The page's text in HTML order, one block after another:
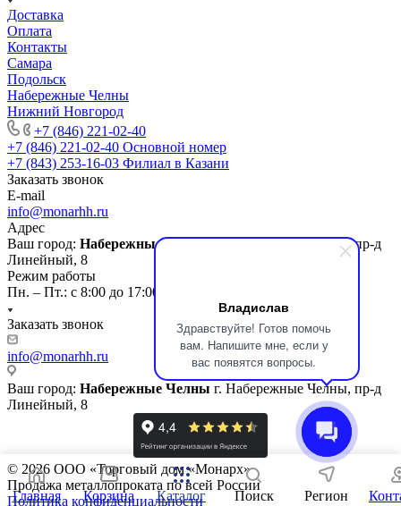
Владислав
Здравствуйте! Готов помочь
вам. Напишите мне, если у
вас появятся вопросы.
Доставка
Оплата
Контакты
Самара
Подольск
Набережные Челны
Нижний Новгород
+7 (846) 221-02-40
+7 (846) 221-02-40 Основной номер
+7 (843) 253-16-03 Филиал в Казани
Заказать звонок
E-mail
info@monarhh.ru
Адрес
Ваш город: Набережные Челны г. Набережные Челны, пр-д
Линейный, 8
Режим работы
Пн. – Пт.: с 8:00 до 17:00
Заказать звонок
info@monarhh.ru
Ваш город: Набережные Челны г. Набережные Челны, пр-д
Линейный, 8
© 2026 ООО «Торговый дом «Монарх»
Продажа металлопроката по всей России
Политика конфиденциальности
Главная Корзина Каталог Поиск Регион